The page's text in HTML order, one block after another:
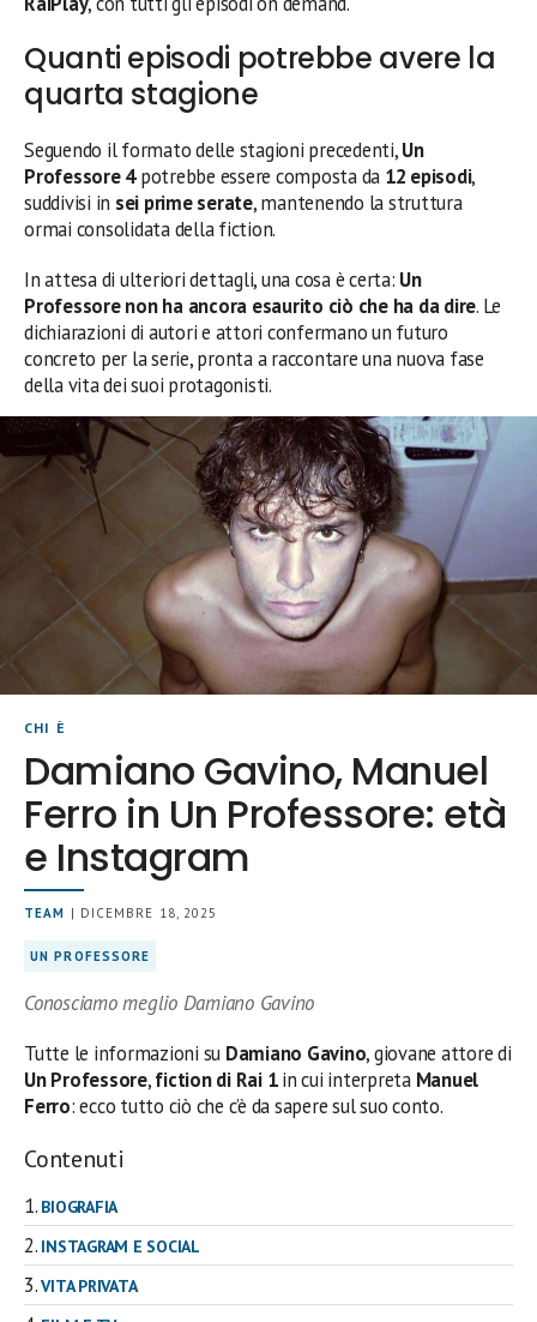
Quanti episodi potrebbe avere la
quarta stagione
Seguendo il formato delle stagioni precedenti,Un
Professore 4potrebbe essere composta da 12 episodi,
suddivisi in sei prime serate, mantenendo la struttura
ormai consolidata della fiction.
In attesa di ulteriori dettagli, una cosa è certa: Un
Professore non ha ancora esaurito ciò che ha da dire. Le
dichiarazioni di autori e attori confermano un futuro
concreto per la serie, pronta a raccontare una nuova fase
della vita dei suoi protagonisti.
CHI È
Damiano Gavino, Manuel
Ferro in Un Professore: età
e Instagram
TEAM | DICEMBRE 18, 2025
UN PROFESSORE
Conosciamo meglio Damiano Gavino
Tutte le informazioni su Damiano Gavino, giovane attore di
Un Professore,fiction di Rai 1in cui interpreta Manuel
Ferro: ecco tutto ciò che c’è da sapere sul suo conto.
Contenuti
BIOGRAFIA
INSTAGRAM E SOCIAL
VITA PRIVATA